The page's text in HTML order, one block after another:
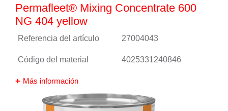
Permafleet® Mixing Concentrate 600
NG 404 yellow
Referencia del artículo 27004043
Código del material 4025331240846
Más información